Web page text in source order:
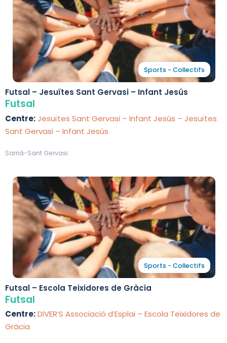
Sports - Collectifs
Futsal – Jesuïtes Sant Gervasi – Infant Jesús
Futsal
Centre:Jesuïtes Sant Gervasi – Infant Jesús – Jesuïtes
Sant Gervasi – Infant Jesús
Sarrià-Sant Gervasi
Sports - Collectifs
Futsal – Escola Teixidores de Gràcia
Futsal
Centre:DIVER’S Associació d’Esplai – Escola Teixidores de
Gràcia